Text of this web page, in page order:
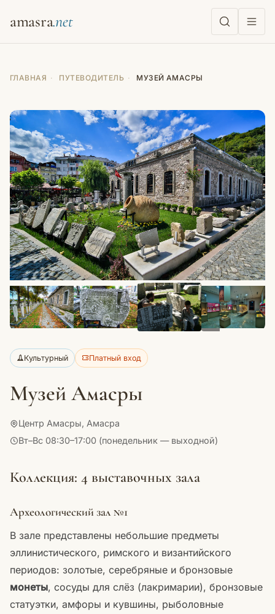
amasra
ГЛАВНАЯ · ПУТЕВОДИТЕЛЬ · МУЗЕЙ АМАСРЫ
Культурный Платный вход
Музей Амасры
Центр Амасры, Амасра
Вт–Вс 08:30–17:00 (понедельник — выходной)
Коллекция: 4 выставочных зала
Археологический зал №1
В зале представлены небольшие предметы
эллинистического, римского и византийского
периодов: золотые, серебряные и бронзовые
монеты, сосуды для слёз (лакримарии), бронзовые
статуэтки, амфоры и кувшины, рыболовные